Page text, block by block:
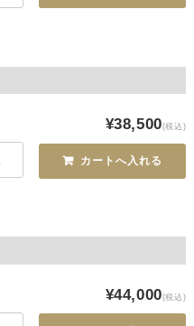
¥38,500(税込)
¥44,000(税込)